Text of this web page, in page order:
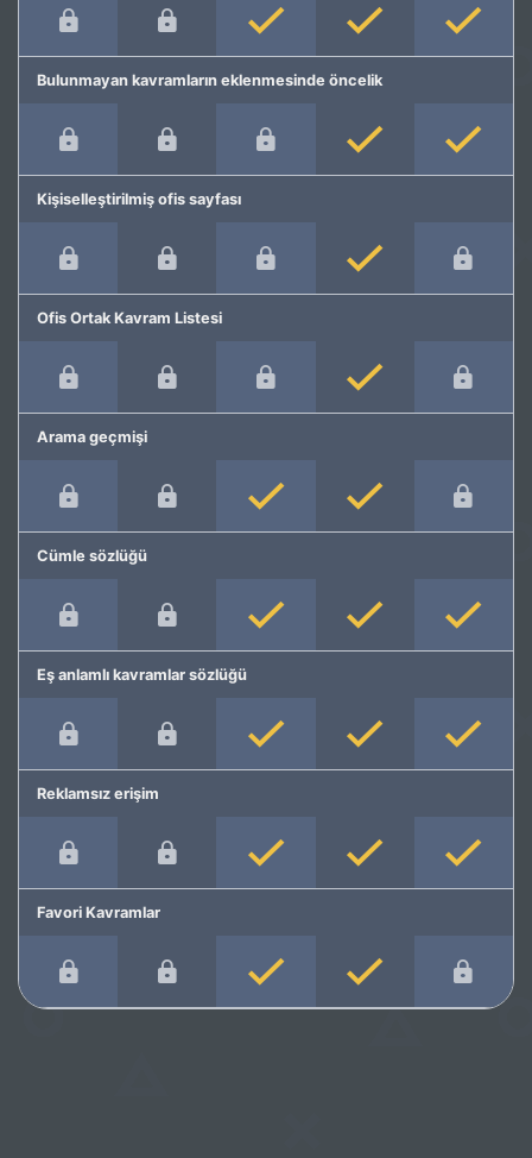
Bulunmayan kavramların eklenmesinde öncelik
Kişiselleştirilmiş ofis sayfası
Ofis Ortak Kavram Listesi
Arama geçmişi
Cümle sözlüğü
Eş anlamlı kavramlar sözlüğü
Reklamsız erişim
Favori Kavramlar